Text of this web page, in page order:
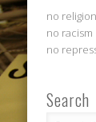
no religion
no racism
no
Search